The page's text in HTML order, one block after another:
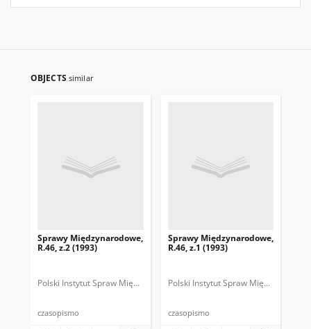
OBJECTS similar
Sprawy Międzynarodowe,
R.46, z.2 (1993)
Polski Instytut Spraw Międzynarodowych. Polska Fundacja Spraw
czasopismo
Sprawy Międzynarodowe,
R.46, z.1 (1993)
Polski Instytut Spraw
czasopismo